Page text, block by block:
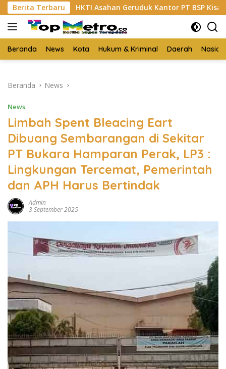
Langsung
ke
konten
Berita Terbaru
HKTI Asahan Geruduk Kantor PT BSP Kisaran Budi
Beranda News Kota Hukum & Kriminal Daerah
Beranda News
News
Limbah Spent Bleacing Eart
Dibuang Sembarangan di Sekitar
PT Bukara Hamparan Perak, LP3 :
Lingkungan Tercemat, Pemerintah
dan APH Harus Bertindak
Admin
3 September 2025